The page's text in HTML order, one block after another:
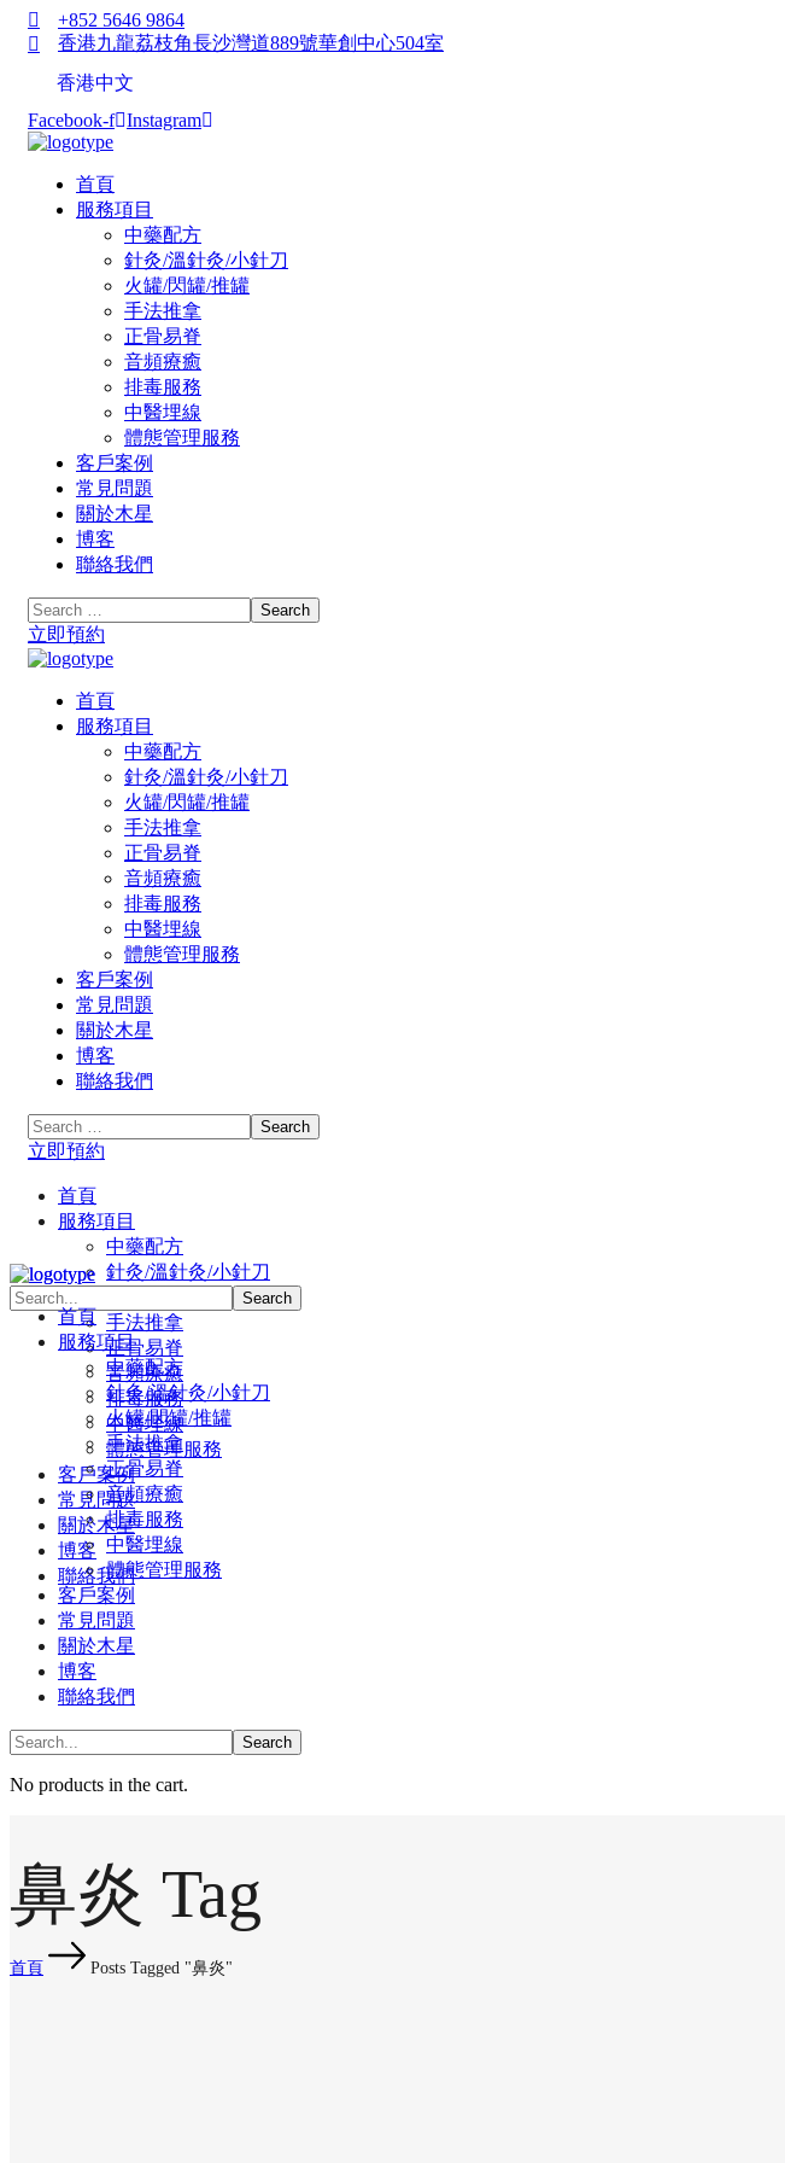
+852 5646 9864
香港九龍荔枝角長沙灣道889號華創中心504室
香港中文
Facebook-f Instagram
首頁
服務項目
中藥配方
針灸/溫針灸/小針刀
火罐/閃罐/推罐
手法推拿
正骨易脊
⾳頻療癒
排毒服務
中醫埋線
體態管理服務
客戶案例
常見問題
關於木星
博客
聯絡我們
立即預約
首頁
服務項目
中藥配方
針灸/溫針灸/小針刀
火罐/閃罐/推罐
手法推拿
正骨易脊
⾳頻療癒
排毒服務
中醫埋線
體態管理服務
客戶案例
常見問題
關於木星
博客
聯絡我們
立即預約
首頁
服務項目
中藥配方
針灸/溫針灸/小針刀
手法推拿
正骨易脊
⾳頻療癒
排毒服務
中醫埋線
體態管理服務
客戶案例
常見問題
關於木星
博客
聯絡我們
首頁
服務項目
中藥配方
針灸/溫針灸/小針刀
火罐/閃罐/推罐
手法推拿
正骨易脊
⾳頻療癒
排毒服務
中醫埋線
體態管理服務
客戶案例
常見問題
關於木星
博客
聯絡我們
No products in the cart.
鼻炎 Tag
首頁 Posts Tagged "鼻炎"